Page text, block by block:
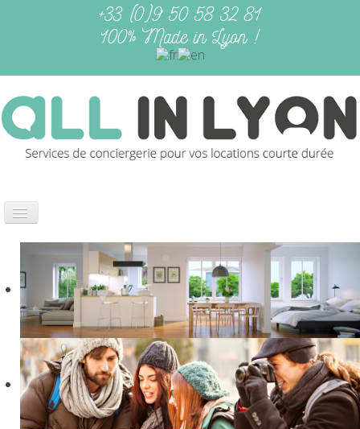
+33 (0)9 50 58 32 81
100% Made in Lyon !
Basculer
navigation
L'ÉQUIPE
NOS SERVICES
RÉSERVATIONS
CONTACT